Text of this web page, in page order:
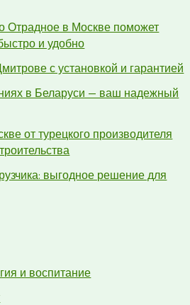
Отрадное в Москве поможет
и удобно
с установкой и гарантией
в Беларуси — ваш надежный
от турецкого производителя
выгодное решение для
и воспитание